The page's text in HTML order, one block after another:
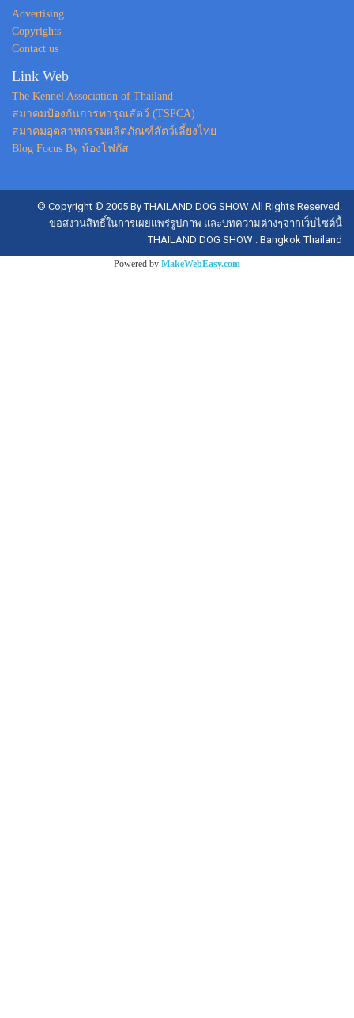
Advertising
Copyrights
Contact us
Link Web
The Kennel Association of Thailand
สมาคมป้องกันการทารุณสัตว์ (TSPCA)
สมาคมอุตสาหกรรมผลิตภัณฑ์สัตว์เลี้ยงไทย
Blog Focus By น้องโฟกัส
© Copyright © 2005 By THAILAND DOG SHOW All Rights Reserved.
ขอสงวนสิทธิ์ในการเผยแพร่รูปภาพ และบทความต่างๆจากเว็บไซต์นี้
THAILAND DOG SHOW : Bangkok Thailand
Powered by MakeWebEasy.com